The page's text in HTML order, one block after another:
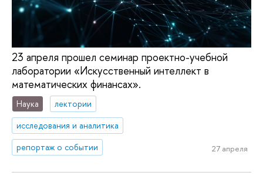
23 апреля прошел семинар проектно-учебной
лаборатории «Искусственный интеллект в
математических финансах».
Наука
лектории
исследования и аналитика
репортаж о событии
27 апреля